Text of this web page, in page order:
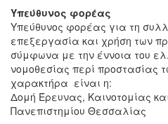
Υπεύθυνος φορέας
Υπεύθυνος φορέας για τη
επεξεργασία και χρήση των
σύμφωνα με την έννοια του
νομοθεσίας περί προστασίας
χαρακτήρα είναι η:
Δομή Έρευνας, Καινοτομίας
Πανεπιστημίου Θεσσαλίας